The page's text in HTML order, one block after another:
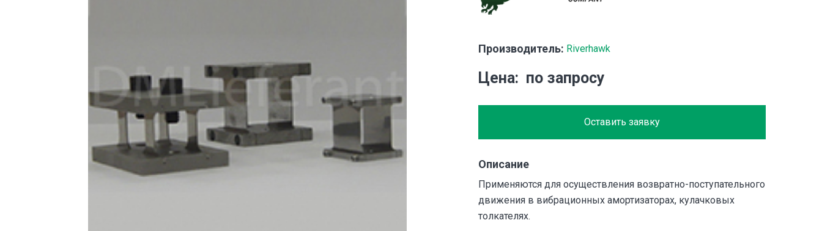
Производитель: Riverhawk
Цена по запросу
Оставить заявку
Описание
Применяются для осуществления возвратно-поступательного
движения в вибрационных амортизаторах, кулачковых
толкателях.